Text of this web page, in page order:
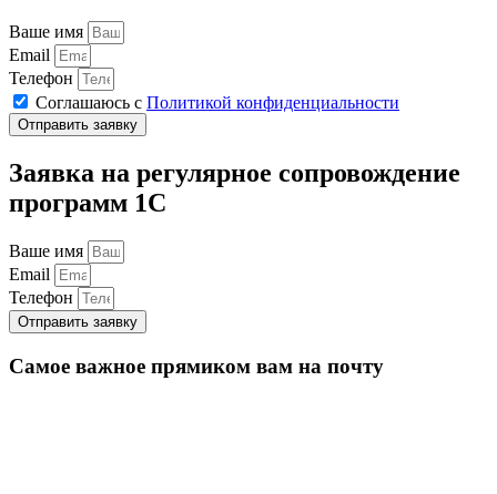
Ваше имя
Email
Телефон
Соглашаюсь с Политикой конфиденциальности
Отправить заявку
Заявка на регулярное сопровождение
программ 1С
Ваше имя
Email
Телефон
Отправить заявку
Самое важное прямиком вам на почту